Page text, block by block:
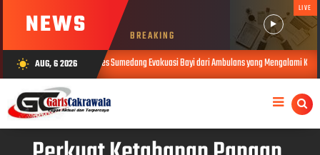
NEWS BREAKING
LIVE
wb_sunny AUG, 6 2026
Satlantas Polres Sumedang Evakuasi Bayi dari Ambulans yang Mengalami Kecelakaan